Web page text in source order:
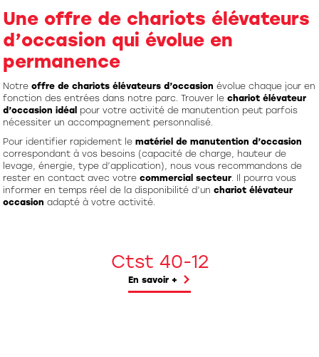
Une offre de chariots élévateurs
d’occasion qui évolue en
permanence
Notreoffre de chariots élévateurs d’occasion évolue chaque jour en
fonction des entrées dans notre parc. Trouver lechariot élévateur
d’occasion idéal
pour votre activité de manutention peut parfois
nécessiter un accompagnement personnalisé.
Pour identifier rapidement lematériel de manutention d’occasion
correspondant à vos besoins (capacité de charge, hauteur de
levage, énergie, type d’application), nous vous recommandons de
rester en contact avec votrecommercial secteur. Il pourra vous
informer en temps réel de la disponibilité d’unchariot élévateur
occasion adapté à votre activité.
Ctst 40-12
En savoir +